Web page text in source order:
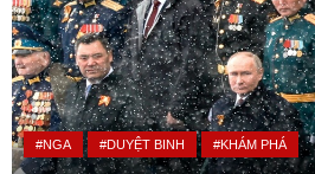
#NGA #DUYỆT BINH #KHÁM PHÁ